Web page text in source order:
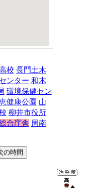
校 長門土木
ンター 和木
環境保健セン
健康公園 山
柳井市役所
合庁舎 周南